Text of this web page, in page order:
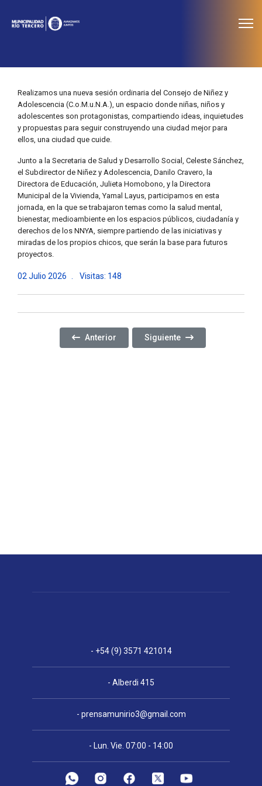
Realizamos una nueva sesión ordinaria del Consejo de Niñez y
Adolescencia (C.o.M.u.N.A.), un espacio donde niñas, niños y
adolescentes son protagonistas, compartiendo ideas, inquietudes
y propuestas para seguir construyendo una ciudad mejor para
ellos, una ciudad que cuide.
Junto a la Secretaria de Salud y Desarrollo Social, Celeste Sánchez,
el Subdirector de Niñez y Adolescencia, Danilo Cravero, la
Directora de Educación, Julieta Homobono, y la Directora
Municipal de la Vivienda, Yamal Layus, participamos en esta
jornada, en la que se trabajaron temas como la salud mental,
bienestar, medioambiente en los espacios públicos, ciudadanía y
derechos de los NNYA, siempre partiendo de las iniciativas y
miradas de los propios chicos, que serán la base para futuros
proyectos.
02 Julio 2026 Visitas: 148
Artículo Anterior: CONCLUIMOS UNA NUEVA
Anterior Artículo Siguiente: ¡SEGUIMOS
Siguiente
- +54 (9) 3571 421014
- Alberdi 415
- prensamunirio3@gmail.com
- Lun. Vie. 07:00 - 14:00